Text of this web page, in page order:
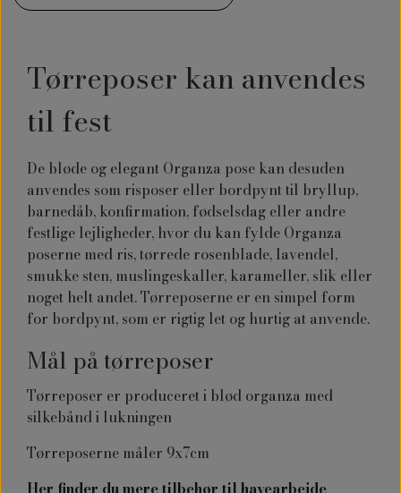
Tørreposer kan anvendes
til fest
De bløde og elegant Organza pose kan desuden
anvendes som risposer eller bordpynt til bryllup,
barnedåb, konfirmation, fødselsdag eller andre
festlige lejligheder, hvor du kan fylde Organza
poserne med ris, tørrede rosenblade, lavendel,
smukke sten, muslingeskaller, karameller, slik eller
noget helt andet. Tørreposerne er en simpel form
for bordpynt, som er rigtig let og hurtig at anvende.
Mål på tørreposer
Tørreposer er produceret i blød organza med
silkebånd i lukningen
Tørreposerne måler 9x7cm
Her finder du mere tilbehør til havearbejde